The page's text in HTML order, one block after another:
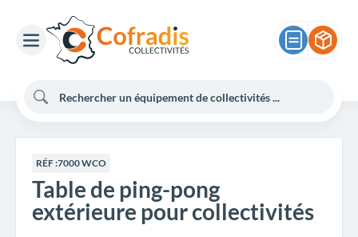
RÉF :7000 WCO
Table de ping-pong
extérieure pour collectivités